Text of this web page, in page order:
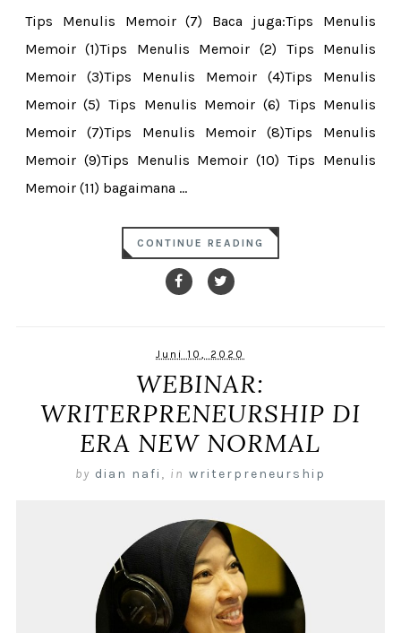
Tips Menulis Memoir (7) Baca juga:Tips Menulis
Memoir (1)Tips Menulis Memoir (2) Tips Menulis
Memoir (3)Tips Menulis Memoir (4)Tips Menulis
Memoir (5) Tips Menulis Memoir (6) Tips Menulis
Memoir (7)Tips Menulis Memoir (8)Tips Menulis
Memoir (9)Tips Menulis Memoir (10) Tips Menulis
Memoir (11) bagaimana ...
CONTINUE READING
Juni 10, 2020
WEBINAR:
WRITERPRENEURSHIP DI
ERA NEW NORMAL
by dian nafi , in writerpreneurship